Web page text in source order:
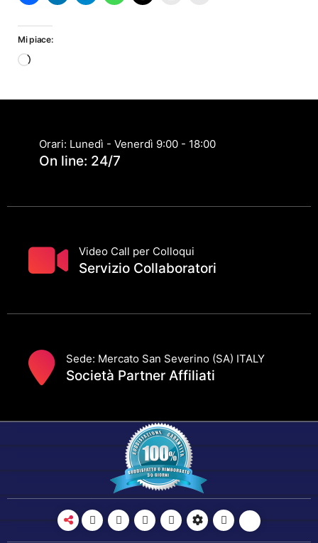
Mi piace:
Caricamento
Orari: Lunedì - Venerdì 9:00 - 18:00
On line: 24/7
Video Call per Colloqui
Servizio Collaboratori
Sede: Mercato San Severino (SA) ITALY
Società Partner Affiliati